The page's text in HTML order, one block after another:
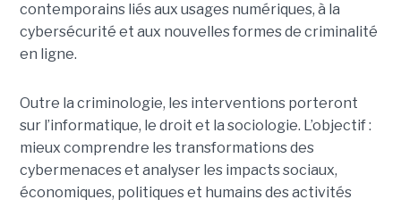
contemporains liés aux usages numériques, à la
cybersécurité et aux nouvelles formes de criminalité
en ligne.
Outre la criminologie, les interventions porteront
sur l’informatique, le droit et la sociologie. L’objectif :
mieux comprendre les transformations des
cybermenaces et analyser les impacts sociaux,
économiques, politiques et humains des activités